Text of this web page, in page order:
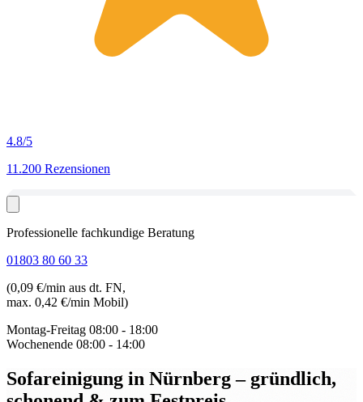
4.8/5
11.200 Rezensionen
Professionelle fachkundige Beratung
01803 80 60 33
(0,09 €/min aus dt. FN,
max. 0,42 €/min Mobil)
Montag-Freitag 08:00 - 18:00
Wochenende 08:00 - 14:00
Sofareinigung in Nürnberg– gründlich,